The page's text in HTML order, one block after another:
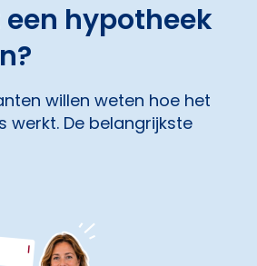
een hypotheek
willen weten hoe het
werkt. De belangrijkste